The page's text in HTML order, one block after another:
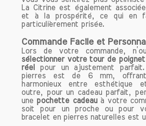
particulièrement
personnes cherchant à
obstacles ou à démarrer
2. Confiance en Soi
La cornaline est un
renforcer la confiance en
surmonter les peurs et les
qui permet de s'affirmer
dans les relations
professionnelles. En
La Citrine est également associée
et à la prospérité, ce qui en
particulièrement prisée.
Commande Facile et
Lors de votre commande,
sélectionner votre tour de
réel
pour un ajustement
pierres est de 6 mm, offrant
harmonieux entre esthétique
outre, pour un cadeau parfait,
une pochette cadeauà votre
soit pour un proche ou pour
bracelet en pierres naturelles est